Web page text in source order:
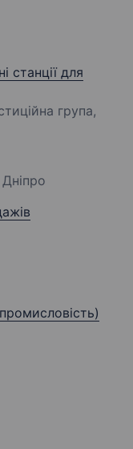
станції для
група,